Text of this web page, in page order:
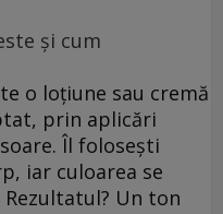
și cum
o loțiune sau cremă
prin aplicări
Îl folosești
iar culoarea se
Un ton